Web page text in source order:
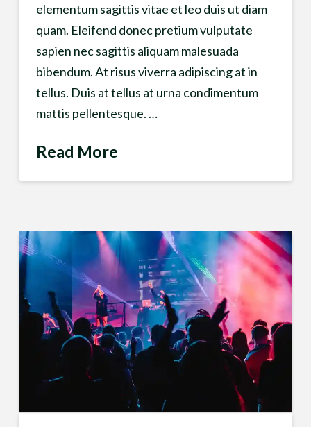
elementum sagittis vitae et leo duis ut diam
quam. Eleifend donec pretium vulputate
sapien nec sagittis aliquam malesuada
bibendum. At risus viverra adipiscing at in
tellus. Duis at tellus at urna condimentum
mattis pellentesque. …
Read More